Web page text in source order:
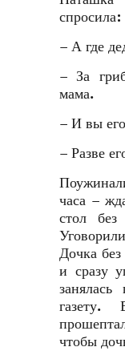
спросила:
– А где
– За
мама.
– И вы
– Разве
часа –
стол без
Дочка
и сразу
газету.
чтобы